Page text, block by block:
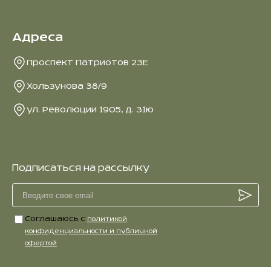
Подписаться на рассылку
Соглашаюсь с политикой
конфиденциальности и публичной
офертой
Адреса
Проспект Патриотов 23Е
Хользунова 38/9
ул. Революции 1905, д. 31ю